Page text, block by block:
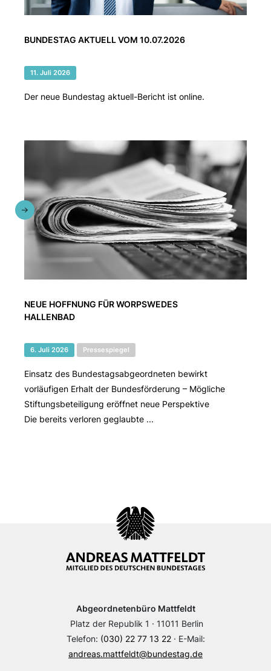
BUNDESTAG AKTUELL VOM 10.07.2026
11. Juli 2026
Der neue Bundestag aktuell-Bericht ist online.
NEUE HOFFNUNG FÜR WORPSWEDES
HALLENBAD
6. Juli 2026 Pressespiegel
Einsatz des Bundestagsabgeordneten bewirkt
vorläufigen Erhalt der Bundesförderung – Mögliche
Stiftungsbeteiligung eröffnet neue Perspektive
Die bereits verloren geglaubte ...
Abgeordnetenbüro Mattfeldt
Platz der Republik 1 · 11011 Berlin
Telefon: (030) 22 77 13 22· E-Mail:
andreas.mattfeldt@bundestag.de